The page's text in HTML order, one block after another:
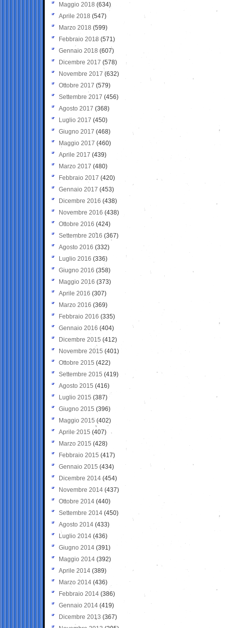
Maggio 2018 (634)
Aprile 2018 (547)
Marzo 2018 (599)
Febbraio 2018 (571)
Gennaio 2018 (607)
Dicembre 2017 (578)
Novembre 2017 (632)
Ottobre 2017 (579)
Settembre 2017 (456)
Agosto 2017 (368)
Luglio 2017 (450)
Giugno 2017 (468)
Maggio 2017 (460)
Aprile 2017 (439)
Marzo 2017 (480)
Febbraio 2017 (420)
Gennaio 2017 (453)
Dicembre 2016 (438)
Novembre 2016 (438)
Ottobre 2016 (424)
Settembre 2016 (367)
Agosto 2016 (332)
Luglio 2016 (336)
Giugno 2016 (358)
Maggio 2016 (373)
Aprile 2016 (307)
Marzo 2016 (369)
Febbraio 2016 (335)
Gennaio 2016 (404)
Dicembre 2015 (412)
Novembre 2015 (401)
Ottobre 2015 (422)
Settembre 2015 (419)
Agosto 2015 (416)
Luglio 2015 (387)
Giugno 2015 (396)
Maggio 2015 (402)
Aprile 2015 (407)
Marzo 2015 (428)
Febbraio 2015 (417)
Gennaio 2015 (434)
Dicembre 2014 (454)
Novembre 2014 (437)
Ottobre 2014 (440)
Settembre 2014 (450)
Agosto 2014 (433)
Luglio 2014 (436)
Giugno 2014 (391)
Maggio 2014 (392)
Aprile 2014 (389)
Marzo 2014 (436)
Febbraio 2014 (386)
Gennaio 2014 (419)
Dicembre 2013 (367)